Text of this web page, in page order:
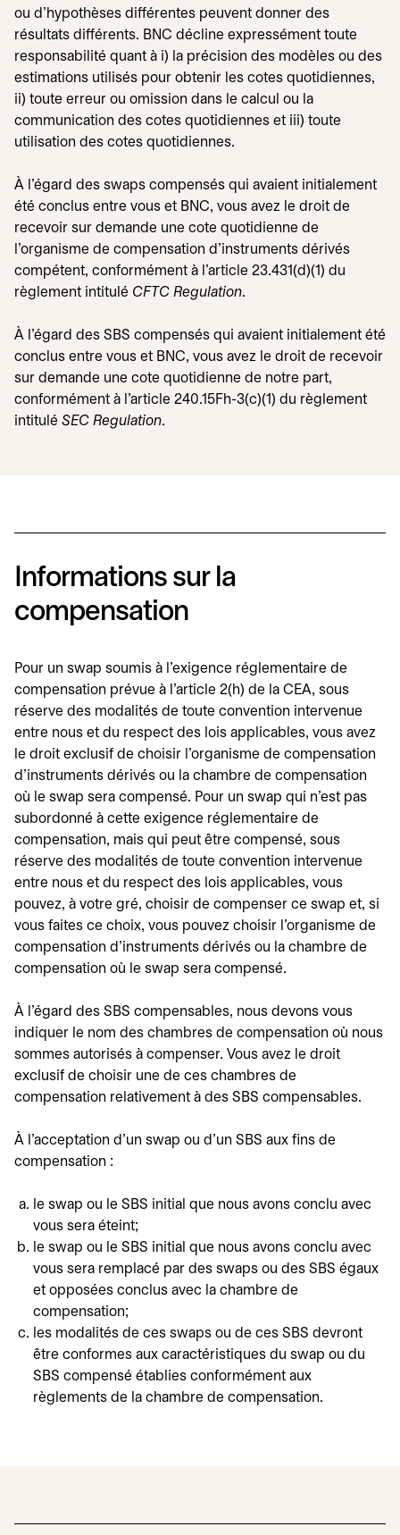
ou d'hypothèses différentes peuvent donner des
résultats différents. BNC décline expressément toute
responsabilité quant à i) la précision des modèles ou des
estimations utilisés pour obtenir les cotes quotidiennes,
ii) toute erreur ou omission dans le calcul ou la
communication des cotes quotidiennes et iii) toute
utilisation des cotes quotidiennes.
À l'égard des swaps compensés qui avaient initialement
été conclus entre vous et BNC, vous avez le droit de
recevoir sur demande une cote quotidienne de
l'organisme de compensation d'instruments dérivés
compétent, conformément à l'article 23.431(d)(1) du
règlement intitulé CFTC Regulation.
À l'égard des SBS compensés qui avaient initialement été
conclus entre vous et BNC, vous avez le droit de recevoir
sur demande une cote quotidienne de notre part,
conformément à l'article 240.15Fh-3(c)(1) du règlement
intitulé SEC Regulation.
Informations sur la
compensation
Pour un swap soumis à l'exigence réglementaire de
compensation prévue à l'article 2(h) de la CEA, sous
réserve des modalités de toute convention intervenue
entre nous et du respect des lois applicables, vous avez
le droit exclusif de choisir l'organisme de compensation
d'instruments dérivés ou la chambre de compensation
où le swap sera compensé. Pour un swap qui n'est pas
subordonné à cette exigence réglementaire de
compensation, mais qui peut être compensé, sous
réserve des modalités de toute convention intervenue
entre nous et du respect des lois applicables, vous
pouvez, à votre gré, choisir de compenser ce swap et, si
vous faites ce choix, vous pouvez choisir l'organisme de
compensation d'instruments dérivés ou la chambre de
compensation où le swap sera compensé.
À l'égard des SBS compensables, nous devons vous
indiquer le nom des chambres de compensation où nous
sommes autorisés à compenser. Vous avez le droit
exclusif de choisir une de ces chambres de
compensation relativement à des SBS compensables.
À l'acceptation d'un swap ou d'un SBS aux fins de
compensation :
le swap ou le SBS initial que nous avons conclu avec
vous sera éteint;
le swap ou le SBS initial que nous avons conclu avec
vous sera remplacé par des swaps ou des SBS égaux
et opposées conclus avec la chambre de
compensation;
les modalités de ces swaps ou de ces SBS devront
être conformes aux caractéristiques du swap ou du
SBS compensé établies conformément aux
règlements de la chambre de compensation.